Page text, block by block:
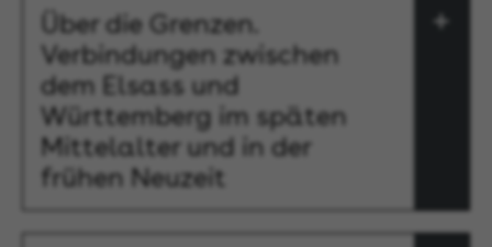
Über die Grenzen.
Verbindungen zwischen
dem Elsass und
Württemberg im späten
Mittelalter und in der
frühen Neuzeit